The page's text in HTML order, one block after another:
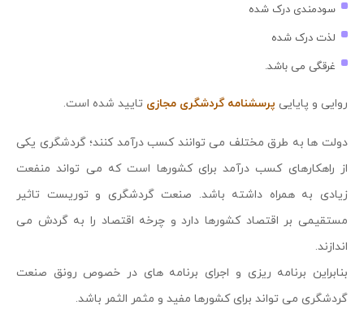
سودمندی درک شده
لذت درک شده
غرقگی می باشد.
روایی و پایایی پرسشنامه گردشگری مجازی تایید شده است.
دولت ها به طرق مختلف می توانند کسب درآمد کنند؛ گردشگری یکی
از راهکارهای کسب درآمد برای کشورها است که می تواند منفعت
زیادی به همراه داشته باشد. صنعت گردشگری و توریست تاثیر
مستقیمی بر اقتصاد کشورها دارد و چرخه اقتصاد را به گردش می
اندازند.
بنابراین برنامه ریزی و اجرای برنامه های در خصوص رونق صنعت
گردشگری می تواند برای کشورها مفید و مثمر الثمر باشد.